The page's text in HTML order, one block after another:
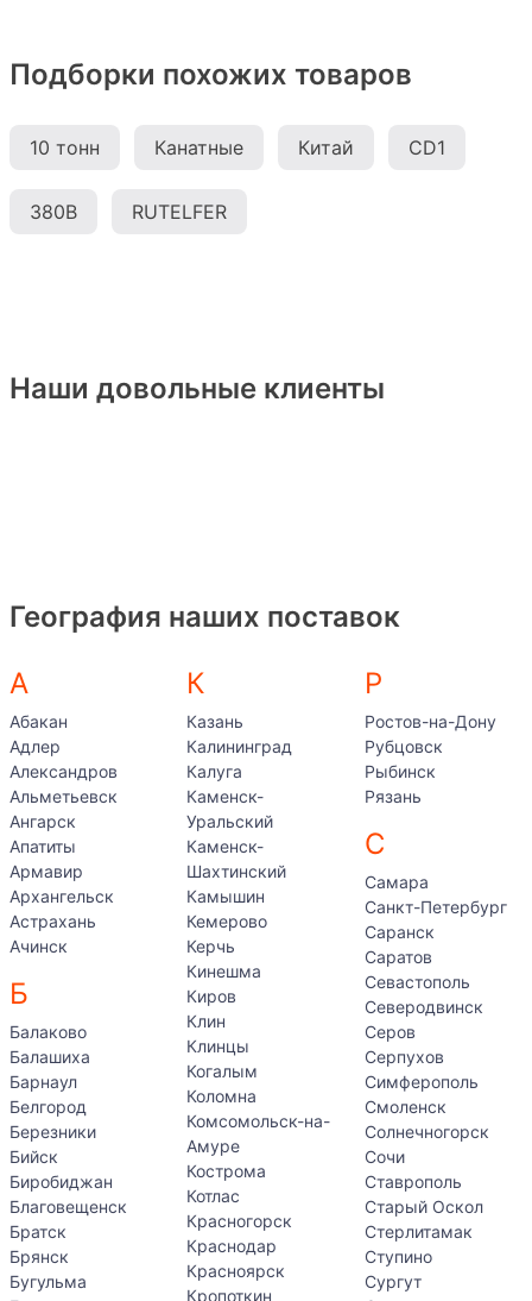
Подборки похожих товаров
10 тонн Канатные Китай CD1
380В RUTELFER
Наши довольные клиенты
География наших поставок
А
Абакан
Адлер
Александров
Альметьевск
Ангарск
Апатиты
Армавир
Архангельск
Астрахань
Ачинск
Б
Балаково
Балашиха
Барнаул
Белгород
Березники
Бийск
Биробиджан
Благовещенск
Братск
Брянск
Бугульма
К
Казань
Калининград
Калуга
Каменск-
Уральский
Каменск-
Шахтинский
Камышин
Кемерово
Керчь
Кинешма
Киров
Клин
Клинцы
Когалым
Коломна
Комсомольск-на-
Амуре
Кострома
Котлас
Красногорск
Краснодар
Красноярск
Кропоткин
Р
Ростов-на-Дону
Рубцовск
Рыбинск
Рязань
С
Самара
Санкт-Петербург
Саранск
Саратов
Севастополь
Северодвинск
Серов
Серпухов
Симферополь
Смоленск
Солнечногорск
Сочи
Ставрополь
Старый Оскол
Стерлитамак
Ступино
Сургут